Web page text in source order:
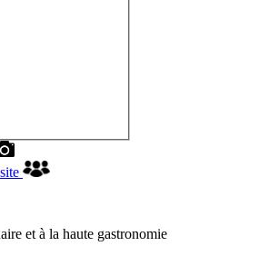
et à la haute gastronomie